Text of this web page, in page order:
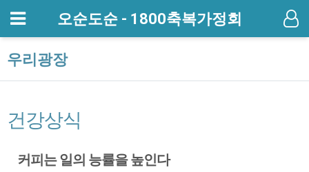
메뉴 오순도순 - 1800축복가정회
우리광장
건강상식
커피는 일의 능률을 높인다